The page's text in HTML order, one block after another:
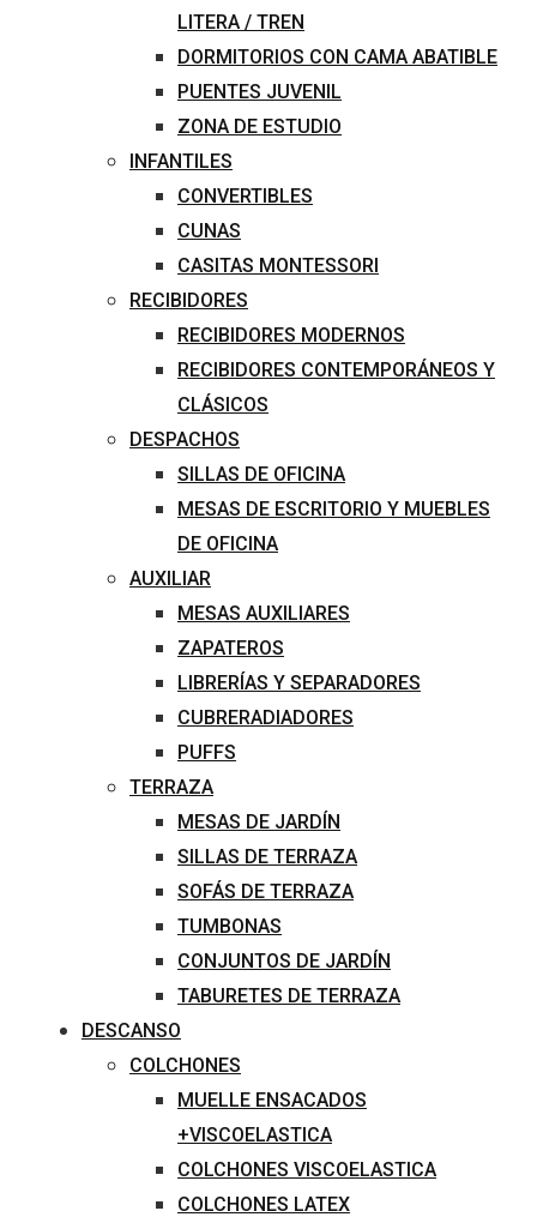
LITERA / TREN
DORMITORIOS CON CAMA ABATIBLE
PUENTES JUVENIL
ZONA DE ESTUDIO
INFANTILES
CONVERTIBLES
CUNAS
CASITAS MONTESSORI
RECIBIDORES
RECIBIDORES MODERNOS
RECIBIDORES CONTEMPORÁNEOS Y
CLÁSICOS
DESPACHOS
SILLAS DE OFICINA
MESAS DE ESCRITORIO Y MUEBLES
DE OFICINA
AUXILIAR
MESAS AUXILIARES
ZAPATEROS
LIBRERÍAS Y SEPARADORES
CUBRERADIADORES
PUFFS
TERRAZA
MESAS DE JARDÍN
SILLAS DE TERRAZA
SOFÁS DE TERRAZA
TUMBONAS
CONJUNTOS DE JARDÍN
TABURETES DE TERRAZA
DESCANSO
COLCHONES
MUELLE ENSACADOS
+VISCOELASTICA
COLCHONES VISCOELASTICA
COLCHONES LATEX